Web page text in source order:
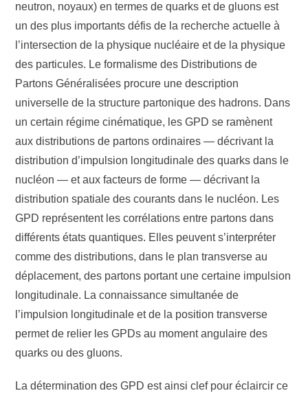
neutron, noyaux) en termes de quarks et de gluons est
un des plus importants défis de la recherche actuelle à
l’intersection de la physique nucléaire et de la physique
des particules. Le formalisme des Distributions de
Partons Généralisées procure une description
universelle de la structure partonique des hadrons. Dans
un certain régime cinématique, les GPD se ramènent
aux distributions de partons ordinaires — décrivant la
distribution d’impulsion longitudinale des quarks dans le
nucléon — et aux facteurs de forme — décrivant la
distribution spatiale des courants dans le nucléon. Les
GPD représentent les corrélations entre partons dans
différents états quantiques. Elles peuvent s’interpréter
comme des distributions, dans le plan transverse au
déplacement, des partons portant une certaine impulsion
longitudinale. La connaissance simultanée de
l’impulsion longitudinale et de la position transverse
permet de relier les GPDs au moment angulaire des
quarks ou des gluons.
La détermination des GPD est ainsi clef pour éclaircir ce